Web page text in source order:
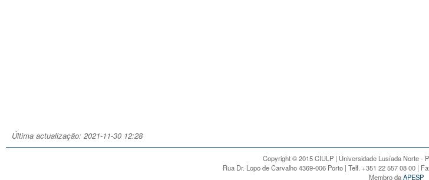
Última actualização: 2021-11-30 12:28
Copyright © 2015 CIULP | Universidade Lusíada Norte -
Rua Dr. Lopo de Carvalho 4369-006 Porto | Telf. +351 22 557 08 00 |
Membro daAPESP